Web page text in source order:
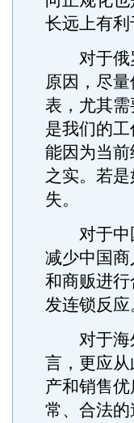
长远上有利
对于俄罗
原因，尽
表，尤其
是我们的
能因为当
之实。若
失。
对于中国
减少中国
和商贩进
发连锁反应
对于海外
言，更应
产和销售
常、合法